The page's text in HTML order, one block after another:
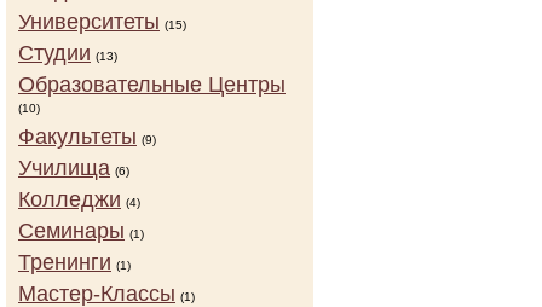
Университеты (15)
Студии (13)
Образовательные Центры
(10)
Факультеты (9)
Училища (6)
Колледжи (4)
Семинары (1)
Тренинги (1)
Мастер-Классы (1)